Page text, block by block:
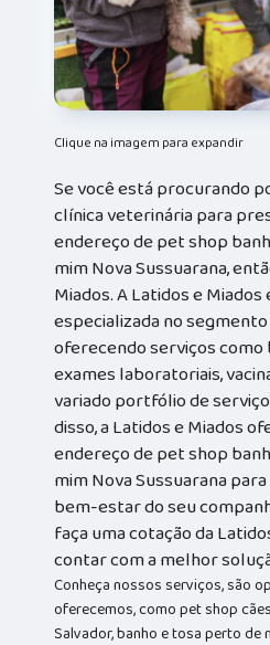
Clique na imagem para expandir
Se você está procurando
clínica veterinária para
endereço de pet shop
mim Nova Sussuarana,
Miados. A Latidos e
especializada no
oferecendo serviços como
exames laboratoriais,
variado portfólio de
disso, a Latidos e Miados
endereço de pet shop
mim Nova Sussuarana
bem-estar do seu
faça uma cotação da
contar com a melhor
Conheça nossos serviços, são
oferecemos, como pet shop
Salvador, banho e tosa perto de